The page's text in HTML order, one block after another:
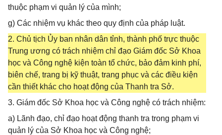
thuộc phạm vi quản lý của mình;
g) Các nhiệm vụ khác theo quy định của pháp luật.
2. Chủ tịch Ủy ban nhân dân tỉnh, thành phố trực thuộc
Trung ương có trách nhiệm chỉ đạo Giám đốc Sở Khoa
học và Công nghệ kiện toàn tổ chức, bảo đảm kinh phí,
biên chế, trang bị kỹ thuật, trang phục và các điều kiện
cần thiết khác cho hoạt động của Thanh tra Sở.
3. Giám đốc Sở Khoa học và Công nghệ có trách nhiệm:
a) Lãnh đạo, chỉ đạo hoạt động thanh tra trong phạm vi
quản lý của Sở Khoa học và Công nghệ;